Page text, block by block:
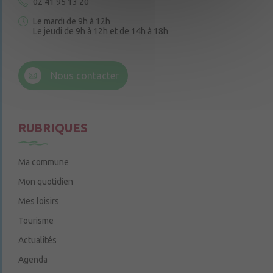
Le mardi de 9h à 12h
Le jeudi de 9h à 12h et de 14h à 18h
Nous contacter
RUBRIQUES
Ma commune
Mon quotidien
Mes loisirs
Tourisme
Actualités
Agenda